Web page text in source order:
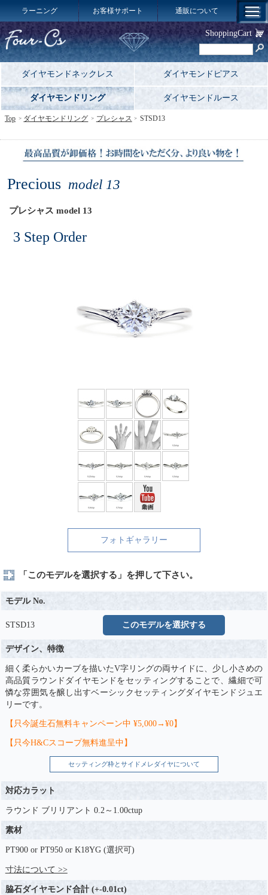
ラーニング お客様サポート 通販について
ダイヤモンドネックレス ダイヤモンドピアス
ダイヤモンドリング ダイヤモンドルース
Precious model 13
プレシャス model 13
3 Step Order
フォトギャラリー
「このモデルを選択する」を押して下さい。
モデル No.
STSD13 このモデルを選択する
デザイン、特徴
細く柔らかいカーブを描いたV字リングの両サイドに、少し小さめの
高品質ラウンドダイヤモンドをセッティングすることで、繊細で可
憐な雰囲気を醸し出すベーシックセッティングダイヤモンドジュエ
リーです。
【只今誕生石無料キャンペーン中 ¥5,000→¥0】
【只今H&Cスコープ無料進呈中】
セッティング枠とサイドメレダイヤについて
対応カラット
ラウンド ブリリアント 0.2～1.00ctup
素材
PT900 or PT950 or K18YG (選択可)
寸法について >>
脇石ダイヤモンド合計 (+-0.01ct)
Top ダイヤモンドリング プレシャス STSD13
ShoppingCart